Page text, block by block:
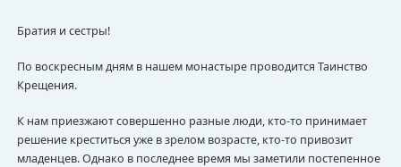
Братия и сестры!
По воскресным дням в нашем монастыре проводится Таинство
Крещения.
К нам приезжают совершенно разные люди, кто-то принимает
решение креститься уже в зрелом возрасте, кто-то привозит
младенцев. Однако в последнее время мы заметили постепенное